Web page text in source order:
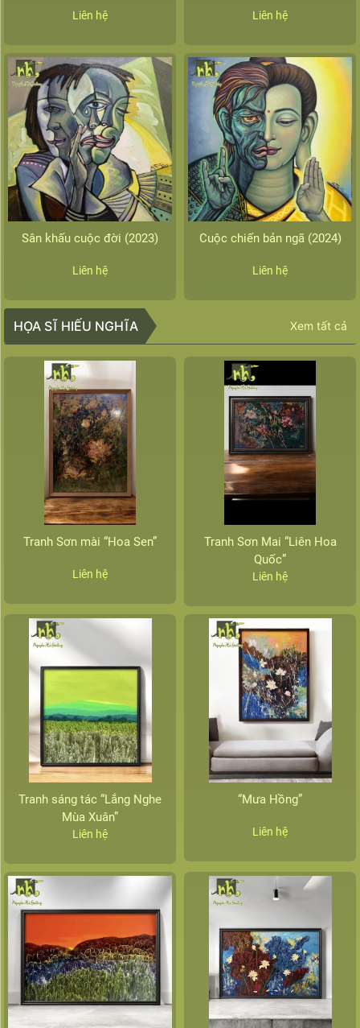
Liên hệ Liên hệ
Sân khấu cuộc đời (2023)
Liên hệ
Cuộc chiến bản ngã (2024)
Liên hệ
HỌA SĨ HIẾU NGHĨA Xem tất cả
Tranh Sơn mài “Hoa Sen”
Liên hệ
Tranh Sơn Mai “Liên Hoa
Quốc”
Liên hệ
Tranh sáng tác “Lắng Nghe
Mùa Xuân”
Liên hệ
“Mưa Hồng”
Liên hệ